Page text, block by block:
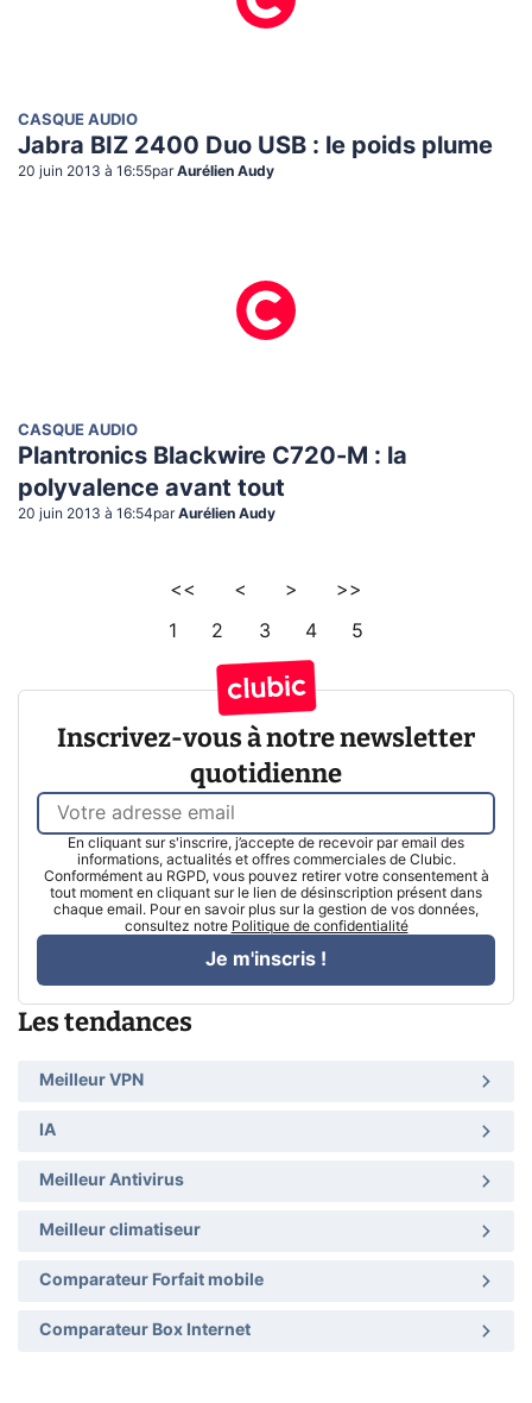
CASQUE AUDIO
Jabra BIZ 2400 Duo USB : le poids plume
20 juin 2013 à 16:55par Aurélien Audy
CASQUE AUDIO
Plantronics Blackwire C720-M : la
polyvalence avant tout
20 juin 2013 à 16:54par Aurélien Audy
<< < > >>
1 2 3 4 5
Inscrivez-vous à notre newsletter
quotidienne
En cliquant sur s'inscrire, j’accepte de recevoir par email des
informations, actualités et offres commerciales de Clubic.
Conformément au RGPD, vous pouvez retirer votre consentement à
tout moment en cliquant sur le lien de désinscription présent dans
chaque email. Pour en savoir plus sur la gestion de vos données,
consultez notre Politique de confidentialité
Je m'inscris !
Les tendances
Meilleur VPN
IA
Meilleur Antivirus
Meilleur climatiseur
Comparateur Forfait mobile
Comparateur Box Internet